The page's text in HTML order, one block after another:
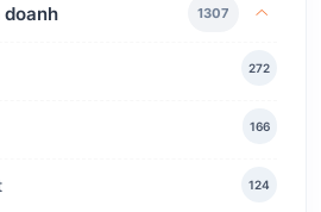
doanh 1307
272
166
124